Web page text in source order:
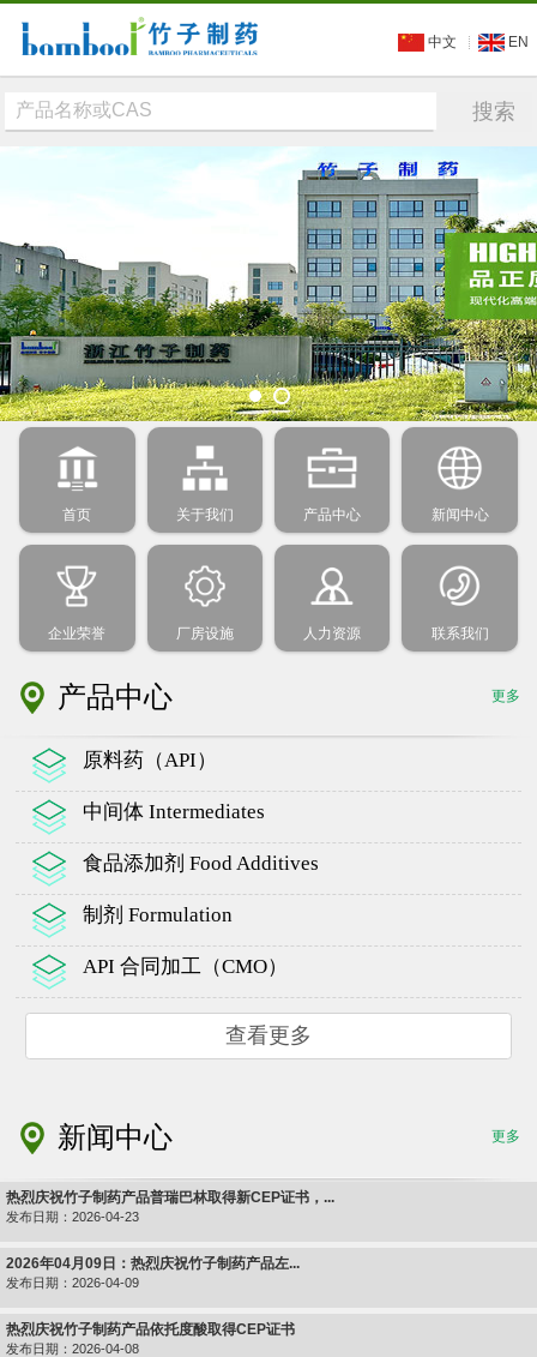
中文 EN
首页 关于我们 产品中心 新闻中心
企业荣誉 厂房设施 人力资源 联系我们
产品中心 更多
原料药（API）
中间体 Intermediates
食品添加剂 Food Additives
制剂 Formulation
API 合同加工（CMO）
查看更多
新闻中心 更多
热烈庆祝竹子制药产品普瑞巴林取得新CEP证书，...
发布日期：2026-04-23
2026年04月09日：热烈庆祝竹子制药产品左...
发布日期：2026-04-09
热烈庆祝竹子制药产品依托度酸取得CEP证书
发布日期：2026-04-08